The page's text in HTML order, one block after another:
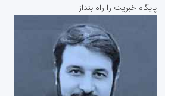
پایگاه خبریت را راه بنداز